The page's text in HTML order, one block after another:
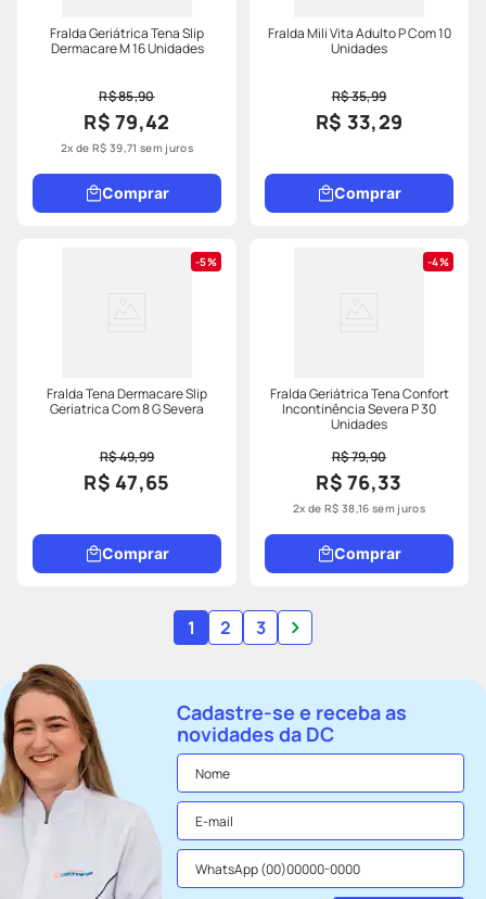
Fralda Geriátrica Tena Slip
Dermacare M 16 Unidades
R$ 85,90
R$ 79,42
2x deR$ 39,71 sem juros
Comprar
Fralda Mili Vita Adulto P Com 10
Unidades
R$ 35,99
R$ 33,29
Comprar
5%
Fralda Tena Dermacare Slip
Geriatrica Com 8 G Severa
R$ 49,99
R$ 47,65
Comprar
4%
Fralda Geriátrica Tena Confort
Incontinência Severa P 30
Unidades
R$ 79,90
R$ 76,33
2x deR$ 38,16 sem juros
Comprar
1 2 3
Cadastre-se e receba as
novidades da DC